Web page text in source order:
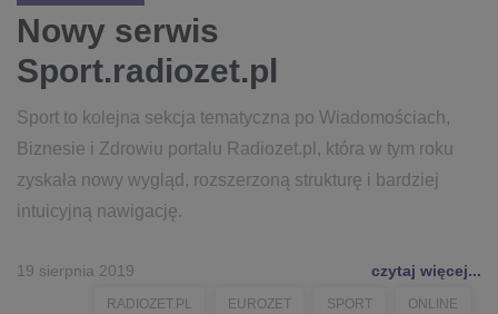
Nowy serwis
Sport.radiozet.pl
Sport to kolejna sekcja tematyczna po Wiadomościach,
Biznesie i Zdrowiu portalu Radiozet.pl, która w tym roku
zyskała nowy wygląd, rozszerzoną strukturę i bardziej
intuicyjną nawigację.
19 sierpnia 2019 czytaj więcej...
RADIOZET.PL EUROZET SPORT ONLINE